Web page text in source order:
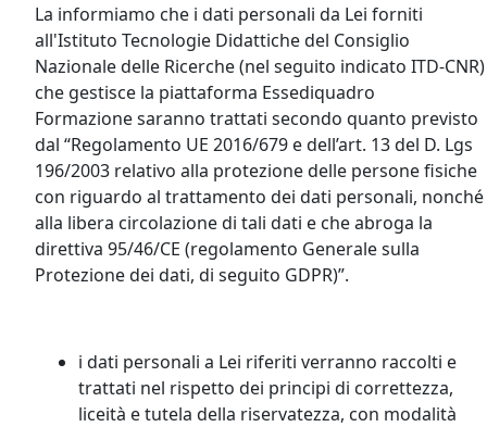
La informiamo che i dati personali da Lei forniti
all'Istituto Tecnologie Didattiche del Consiglio
Nazionale delle Ricerche (nel seguito indicato ITD-CNR)
che gestisce la piattaforma Essediquadro
Formazione saranno trattati secondo quanto previsto
dal “Regolamento UE 2016/679 e dell’art. 13 del D. Lgs
196/2003 relativo alla protezione delle persone fisiche
con riguardo al trattamento dei dati personali, nonché
alla libera circolazione di tali dati e che abroga la
direttiva 95/46/CE (regolamento Generale sulla
Protezione dei dati, di seguito GDPR)”.
i dati personali a Lei riferiti verranno raccolti e
trattati nel rispetto dei principi di correttezza,
liceità e tutela della riservatezza, con modalità